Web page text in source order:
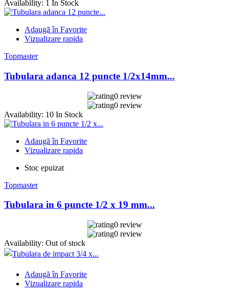
Availability: 1 In Stock
Adaugă în Favorite
Vizualizare rapida
Topmaster
Tubulara adanca 12 puncte 1/2x14mm...
0 review
0 review
Availability: 10 In Stock
Adaugă în Favorite
Vizualizare rapida
Stoc epuizat
Topmaster
Tubulara in 6 puncte 1/2 x 19 mm...
0 review
0 review
Availability: Out of stock
Adaugă în Favorite
Vizualizare rapida